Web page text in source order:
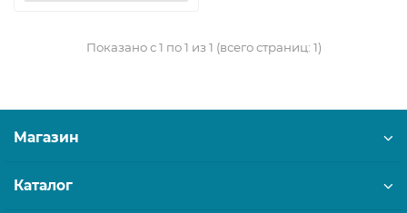
Показано с 1 по 1 из 1 (всего страниц: 1)
Магазин
Каталог